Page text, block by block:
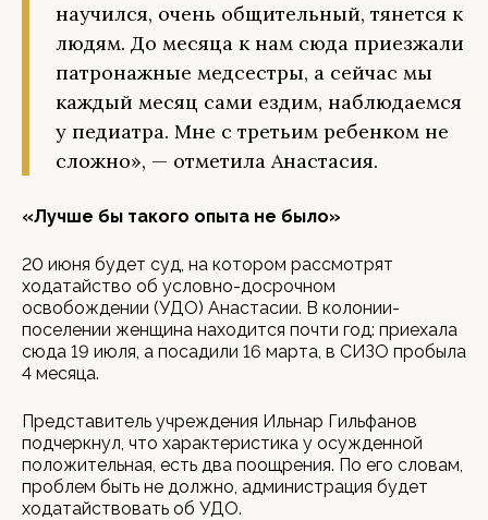
научился, очень общительный, тянется к
людям. До месяца к нам сюда приезжали
патронажные медсестры, а сейчас мы
каждый месяц сами ездим, наблюдаемся
у педиатра. Мне с третьим ребенком не
сложно», — отметила Анастасия.
«Лучше бы такого опыта не было»
20 июня будет суд, на котором рассмотрят
ходатайство об условно-досрочном
освобождении (УДО) Анастасии. В колонии-
поселении женщина находится почти год: приехала
сюда 19 июля, а посадили 16 марта, в СИЗО пробыла
4 месяца.
Представитель учреждения Ильнар Гильфанов
подчеркнул, что характеристика у осужденной
положительная, есть два поощрения. По его словам,
проблем быть не должно, администрация будет
ходатайствовать об УДО.